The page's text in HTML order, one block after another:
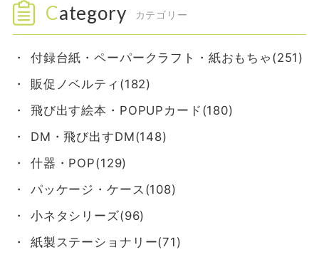
Category カテゴリー
付録台紙・ペーパークラフト・紙おもちゃ(251)
販促ノベルティ(182)
飛び出す絵本・POPUPカード(180)
DM・飛び出すDM(148)
什器・POP(129)
パッケージ・ケース(108)
小ネタシリーズ(96)
紙製ステーショナリー(71)